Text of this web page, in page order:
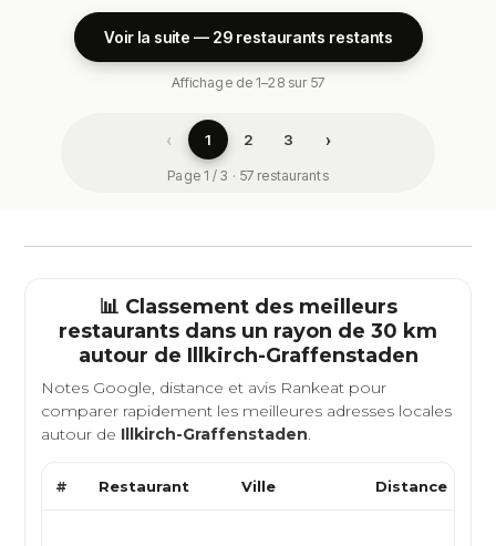
Voir la suite — 29 restaurants restants
Affichage de 1–28 sur 57
‹ 1 2 3 ›
Page 1 / 3 · 57 restaurants
📊 Classement des meilleurs
restaurants dans un rayon de 30 km
autour de Illkirch-Graffenstaden
Notes Google, distance et avis Rankeat pour
comparer rapidement les meilleures adresses locales
autour de Illkirch-Graffenstaden.
# Restaurant Ville Distance